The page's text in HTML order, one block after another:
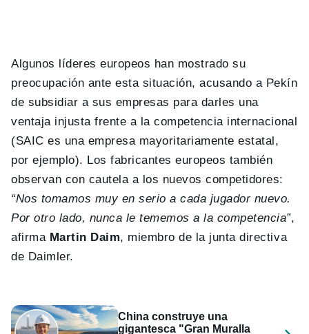
Algunos líderes europeos han mostrado su
preocupación ante esta situación, acusando a Pekín
de subsidiar a sus empresas para darles una
ventaja injusta frente a la competencia internacional
(SAIC es una empresa mayoritariamente estatal,
por ejemplo). Los fabricantes europeos también
observan con cautela a los nuevos competidores:
“Nos tomamos muy en serio a cada jugador nuevo.
Por otro lado, nunca le tememos a la competencia”,
afirma Martin Daim, miembro de la junta directiva
de Daimler.
China construye una
gigantesca "Gran Muralla